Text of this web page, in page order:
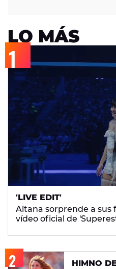
LO MÁS
'LIVE EDIT'
Aitana sorprende a sus
vídeo oficial de
HIMNO